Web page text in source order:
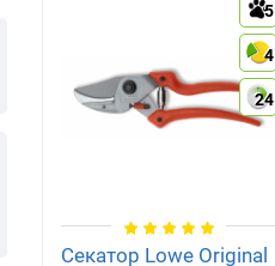
5
4
24
Секатор Lowe Original